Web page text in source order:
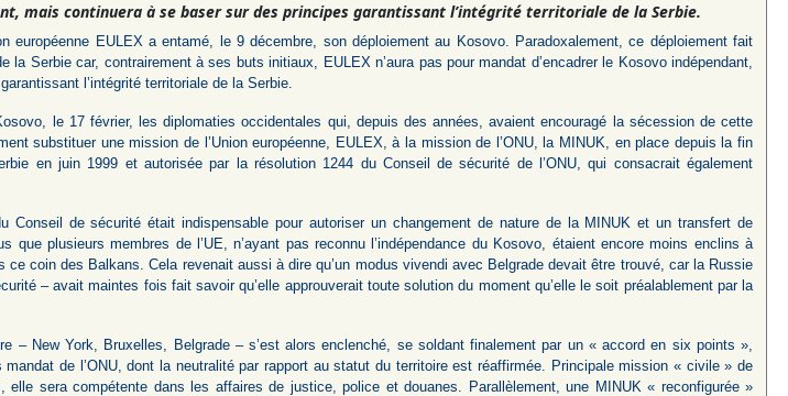
mais continuera à se baser sur des principes garantissant l’intégrité territoriale de la Serbie.
européenne EULEX a entamé, le 9 décembre, son déploiement au Kosovo. Paradoxalement, ce déploiement fait
la Serbie car, contrairement à ses buts initiaux, EULEX n’aura pas pour mandat d’encadrer le Kosovo indépendant,
l’intégrité territoriale de la Serbie.
le 17 février, les diplomaties occidentales qui, depuis des années, avaient encouragé la sécession de cette
substituer une mission de l’Union européenne, EULEX, à la mission de l’ONU, la MINUK, en place depuis la fin
en juin 1999 et autorisée par la résolution 1244 du Conseil de sécurité de l’ONU, qui consacrait également
Conseil de sécurité était indispensable pour autoriser un changement de nature de la MINUK et un transfert de
que plusieurs membres de l’UE, n’ayant pas reconnu l’indépendance du Kosovo, étaient encore moins enclins à
ce coin des Balkans. Cela revenait aussi à dire qu’un modus vivendi avec Belgrade devait être trouvé, car la Russie
– avait maintes fois fait savoir qu’elle approuverait toute solution du moment qu’elle le soit préalablement par la
– New York, Bruxelles, Belgrade – s’est alors enclenché, se soldant finalement par un « accord en six points »,
de l’ONU, dont la neutralité par rapport au statut du territoire est réaffirmée. Principale mission « civile » de
elle sera compétente dans les affaires de justice, police et douanes. Parallèlement, une MINUK « reconfigurée »